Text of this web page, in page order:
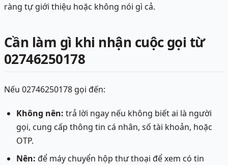
ràng tự giới thiệu hoặc không nói gì cả.
Cần làm gì khi nhận cuộc gọi từ
02746250178
Nếu 02746250178 gọi đến:
Không nên: trả lời ngay nếu không biết ai là người
gọi, cung cấp thông tin cá nhân, số tài khoản, hoặc
OTP.
Nên: để máy chuyển hộp thư thoại để xem có tin